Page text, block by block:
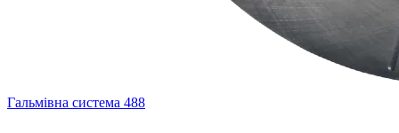
Гальмівна система 488